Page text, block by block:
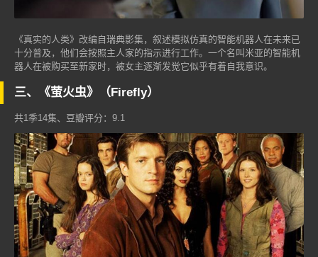
《真实的人类》改编自瑞典影集，叙述模拟仿真的智能机器人在未来已
十分普及，他们会按照主人家的指示进行工作。一个名叫米亚的智能机
器人在被购买至新家时，被女主逐渐发觉它似乎有着自我意识。
三、《萤火虫》（Firefly）
共1季14集、豆瓣评分：9.1